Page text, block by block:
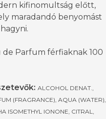
kifinomultság előtt,
maradandó benyomást
de Parfum férfiaknak 100
ALCOHOL DENAT.,
(FRAGRANCE), AQUA (WATER),
ISOMETHYL IONONE, CITRAL,